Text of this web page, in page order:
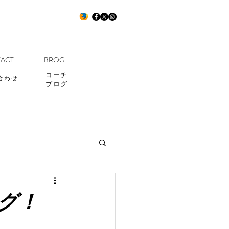
BROG
わせ
コーチ
ブログ
！